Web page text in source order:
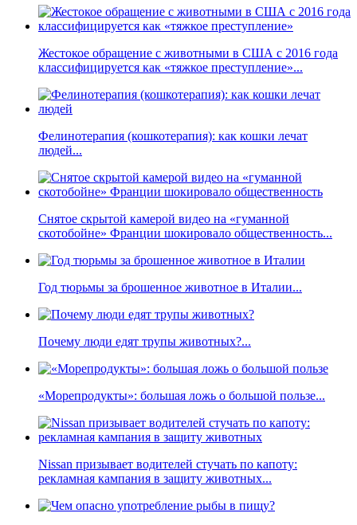
Жестокое обращение с животными в США с 2016 года
классифицируется как «тяжкое преступление»...
Фелинотерапия (кошкотерапия): как кошки лечат
людей...
Снятое скрытой камерой видео на «гуманной
скотобойне» Франции шокировало общественность...
Год тюрьмы за брошенное животное в Италии...
Почему люди едят трупы животных?...
«Морепродукты»: большая ложь о большой пользе...
Nissan призывает водителей стучать по капоту:
рекламная кампания в защиту животных...